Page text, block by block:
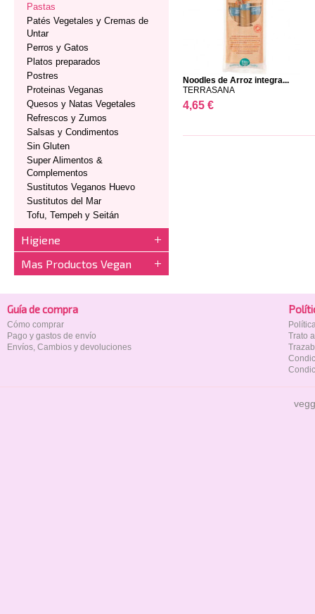
Pastas
Patés Vegetales y Cremas de
Untar
Perros y Gatos
Platos preparados
Postres
Proteinas Veganas
Quesos y Natas Vegetales
Refrescos y Zumos
Salsas y Condimentos
Sin Gluten
Super Alimentos &
Complementos
Sustitutos Veganos Huevo
Sustitutos del Mar
Tofu, Tempeh y Seitán
Higiene
Mas Productos Vegan
Noodles de Arroz integra...
TERRASANA
4,65 €
Guía de compra
Cómo comprar
Pago y gastos de envío
Envíos, Cambios y devoluciones
Trato